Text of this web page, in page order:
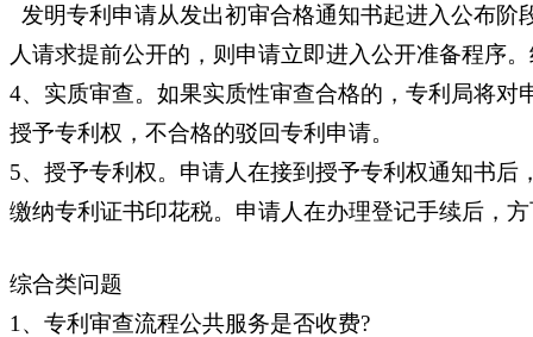
发明专利申请从发出初审合格通知书起进入公布
人请求提前公开的，则申请立即进入公开准备程序
4、实质审查。如果实质性审查合格的，专利局将
授予专利权，不合格的驳回专利申请。
5、授予专利权。申请人在接到授予专利权通知书
缴纳专利证书印花税。申请人在办理登记手续后，
综合类问题
1、专利审查流程公共服务是否收费?